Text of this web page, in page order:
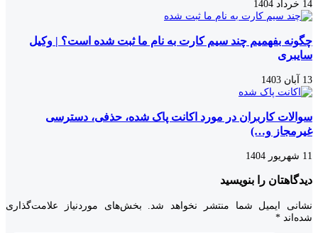
14 خرداد 1404
چگونه بفهمیم چند سیم کارت به نام ما ثبت شده است؟ | وکیل
سایبری
13 آبان 1403
سوالات کاربران در مورد اکانت پاک شده، حذفی، دسترسی
غیرمجاز و…)
11 شهریور 1404
دیدگاهتان را بنویسید
نشانی ایمیل شما منتشر نخواهد شد.
بخش‌های موردنیاز علامت‌گذاری
شده‌اند *